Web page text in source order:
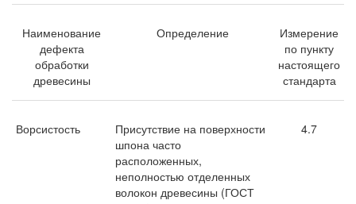
Наименование
дефекта
обработки
древесины
Определение
Измерение
по пункту
настоящего
стандарта
Ворсистость
Присутствие на поверхности
шпона часто
расположенных,
неполностью отделенных
волокон древесины (ГОСТ
4.7